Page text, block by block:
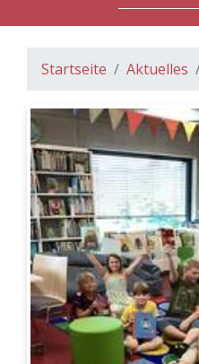
Startseite Aktuelles